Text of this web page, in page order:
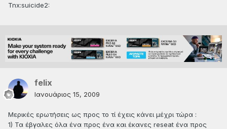
Tnx:suicide2:
felix
Ιανουάριος 15, 2009
Μερικές ερωτήσεις ως προς το τί έχεις κάνει μέχρι τώρα :
1) Τα έβγαλες όλα ένα προς ένα και έκανες reseat ένα προς